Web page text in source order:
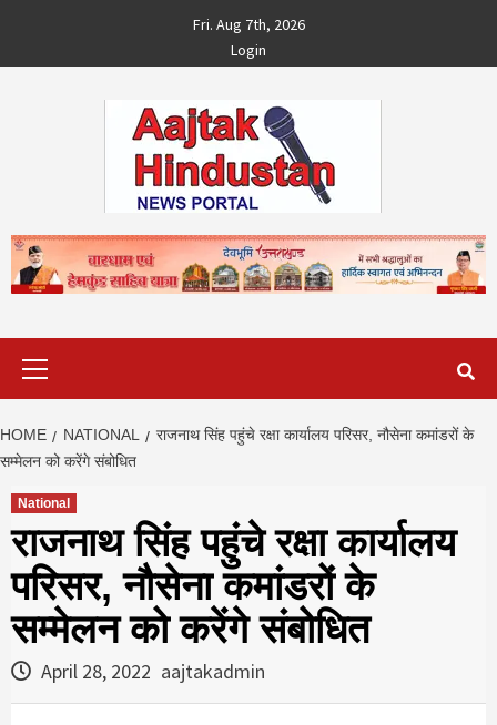
content
Fri. Aug 7th, 2026
Login
HOME NATIONAL
राजनाथ सिंह पहुंचे रक्षा कार्यालय परिसर, नौसेना कमांडरों के
सम्मेलन को करेंगे संबोधित
National
राजनाथ सिंह पहुंचे रक्षा कार्यालय
परिसर, नौसेना कमांडरों के
सम्मेलन को करेंगे संबोधित
April 28, 2022 aajtakadmin